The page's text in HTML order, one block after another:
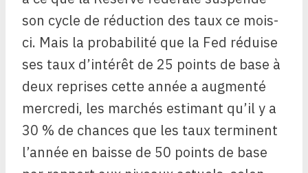
son cycle de réduction des taux ce mois-
ci. Mais la probabilité que la Fed réduise
ses taux d’intérêt de 25 points de base à
deux reprises cette année a augmenté
mercredi, les marchés estimant qu’il y a
30 % de chances que les taux terminent
l’année en baisse de 50 points de base